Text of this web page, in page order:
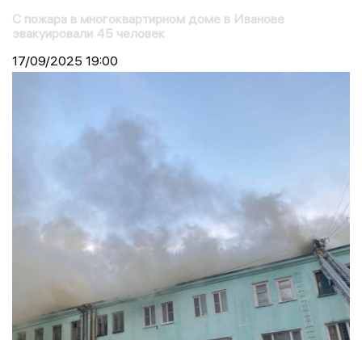
С пожара в многоквартирном доме в Иванове
эвакуировали 45 человек
17/09/2025 19:00